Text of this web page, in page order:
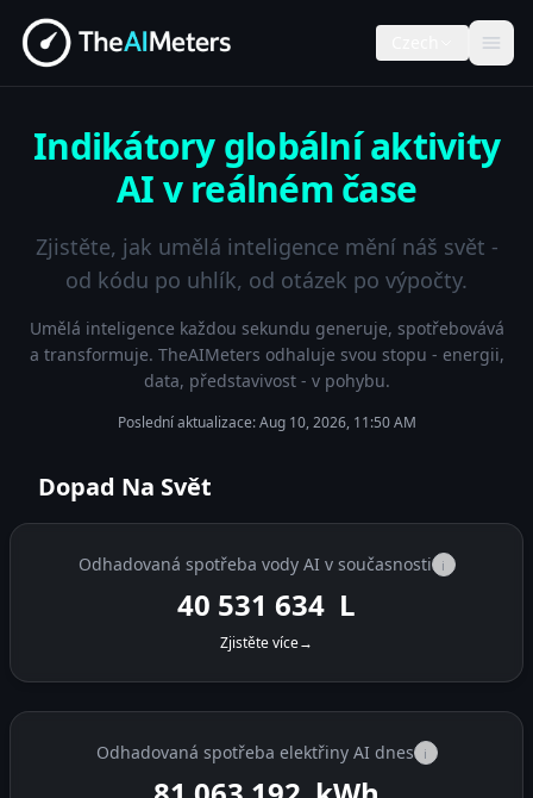
Indikátory globální aktivity
AI v reálném čase
Zjistěte, jak umělá inteligence mění náš svět -
od kódu po uhlík, od otázek po výpočty.
Umělá inteligence každou sekundu generuje, spotřebovává
a transformuje. TheAIMeters odhaluje svou stopu - energii,
data, představivost - v pohybu.
Poslední aktualizace:Aug 10, 2026, 11:50 AM
Dopad Na Svět
Odhadovaná spotřeba vody AI v současnosti i
40 532 256 L
Zjistěte více→
Odhadovaná spotřeba elektřiny AI dnes i